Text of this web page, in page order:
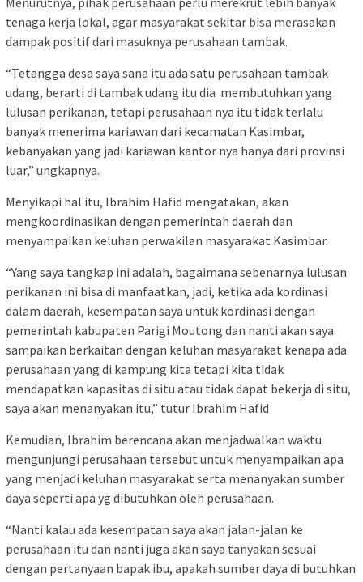
tenaga kerja lokal, agar masyarakat sekitar bisa merasakan
dampak positif dari masuknya perusahaan tambak.
“Tetangga desa saya sana itu ada satu perusahaan tambak
udang, berarti di tambak udang itu dia membutuhkan yang
lulusan perikanan, tetapi perusahaan nya itu tidak terlalu
banyak menerima kariawan dari kecamatan Kasimbar,
kebanyakan yang jadi kariawan kantor nya hanya dari provinsi
luar,” ungkapnya.
Menyikapi hal itu, Ibrahim Hafid mengatakan, akan
mengkoordinasikan dengan pemerintah daerah dan
menyampaikan keluhan perwakilan masyarakat Kasimbar.
“Yang saya tangkap ini adalah, bagaimana sebenarnya lulusan
perikanan ini bisa di manfaatkan, jadi, ketika ada kordinasi
dalam daerah, kesempatan saya untuk kordinasi dengan
pemerintah kabupaten Parigi Moutong dan nanti akan saya
sampaikan berkaitan dengan keluhan masyarakat kenapa ada
perusahaan yang di kampung kita tetapi kita tidak
mendapatkan kapasitas di situ atau tidak dapat bekerja di situ,
saya akan menanyakan itu,” tutur Ibrahim Hafid
Kemudian, Ibrahim berencana akan menjadwalkan waktu
mengunjungi perusahaan tersebut untuk menyampaikan apa
yang menjadi keluhan masyarakat serta menanyakan sumber
daya seperti apa yg dibutuhkan oleh perusahaan.
“Nanti kalau ada kesempatan saya akan jalan-jalan ke
perusahaan itu dan nanti juga akan saya tanyakan sesuai
dengan pertanyaan bapak ibu, apakah sumber daya di butuhkan